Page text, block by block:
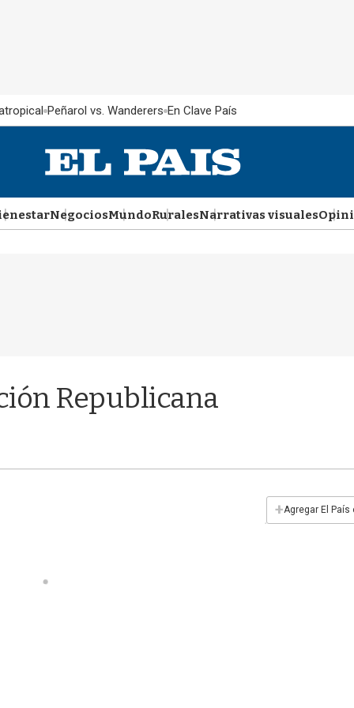
Peñarol vs. Wanderers En Clave País
NegociosMundoRuralesNarrativas visuales
Republicana
+Agregar El País